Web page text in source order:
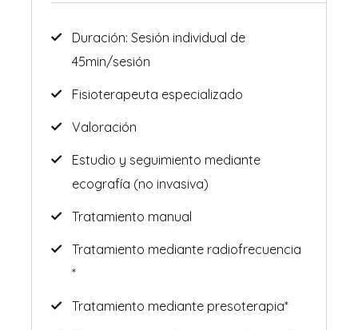
Duración: Sesión individual de
45min/sesión
Fisioterapeuta especializado
Valoración
Estudio y seguimiento mediante
ecografía (no invasiva)
Tratamiento manual
Tratamiento mediante radiofrecuencia
*
Tratamiento mediante presoterapia*